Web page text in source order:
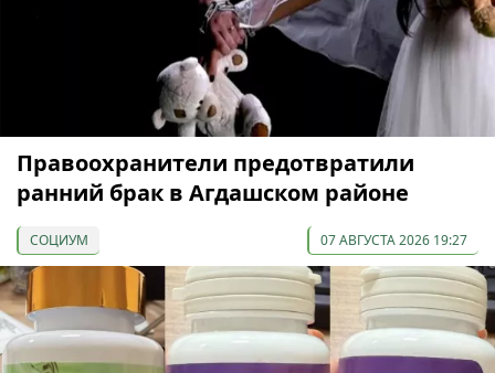
Правоохранители предотвратили
ранний брак в Агдашском районе
СОЦИУМ 07 АВГУСТА 2026 19:27